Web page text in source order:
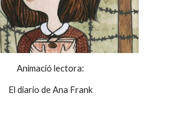
Animació lectora:
El diario de Ana Frank